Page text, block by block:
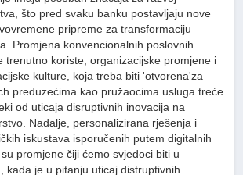
što pred svaku banku postavljaju nove
pripreme za transformaciju
Promjena konvencionalnih poslovnih
trenutno koriste, organizacijske promjene i
kulture, koja treba biti 'otvorena'za
preduzećima kao pružaocima usluga treće
od uticaja disruptivnih inovacija na
Nadalje, personalizirana rješenja i
iskustava isporučenih putem digitalnih
promjene čiji ćemo svjedoci biti u
kada je u pitanju uticaj distruptivnih